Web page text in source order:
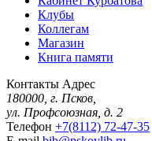
Клубы
Коллегам
Магазин
Книга памяти
Контакты Адрес
180000, г. Псков,
ул. Профсоюзная, д. 2
Телефон +7(8112) 72-47-35